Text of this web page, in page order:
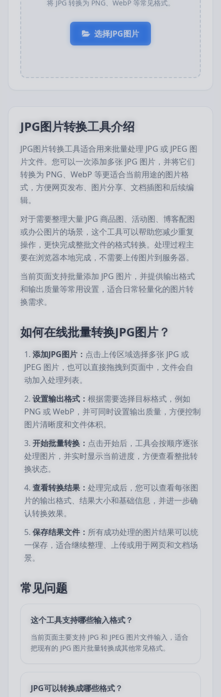
将 JPG 转换为 PNG、WebP 等常见格式。
选择JPG图片
JPG图片转换工具介绍
JPG图片转换工具适合用来批量处理 JPG 或 JPEG 图
片文件。您可以一次添加多张 JPG 图片，并将它们
转换为 PNG、WebP 等更适合当前用途的图片格
式，方便网页发布、图片分享、文档插图和后续编
辑。
对于需要整理大量 JPG 商品图、活动图、博客配图
或办公图片的场景，这个工具可以帮助您减少重复
操作，更快完成整批文件的格式转换。处理过程主
要在浏览器本地完成，不需要上传图片到服务器。
当前页面支持批量添加 JPG 图片，并提供输出格式
和输出质量等常用设置，适合日常轻量化的图片转
换需求。
如何在线批量转换JPG图片？
添加JPG图片： 点击上传区域选择多张 JPG 或
JPEG 图片，也可以直接拖拽到页面中，文件会自
动加入处理列表。
设置输出格式： 根据需要选择目标格式，例如
PNG 或 WebP，并可同时设置输出质量，方便控制
图片清晰度和文件体积。
开始批量转换： 点击开始后，工具会按顺序逐张
处理图片，并实时显示当前进度，方便查看整批转
换状态。
查看转换结果： 处理完成后，您可以查看每张图
片的输出格式、结果大小和基础信息，并进一步确
认转换效果。
保存结果文件： 所有成功处理的图片结果可以统
一保存，适合继续整理、上传或用于网页和文档场
景。
常见问题
这个工具支持哪些输入格式？
当前页面主要支持 JPG 和 JPEG 图片文件输入，适合
把现有的 JPG 图片批量转换成其他常见格式。
JPG可以转换成哪些格式？